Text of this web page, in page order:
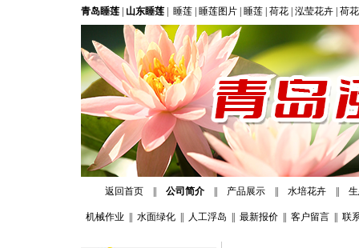
青岛睡莲 山东睡莲 睡莲 睡莲图片 睡莲 荷花 泓莹花卉 荷
返回首页 公司简介 产品展示 水培花卉
机械作业 水面绿化 人工浮岛 最新报价 客户留言 联